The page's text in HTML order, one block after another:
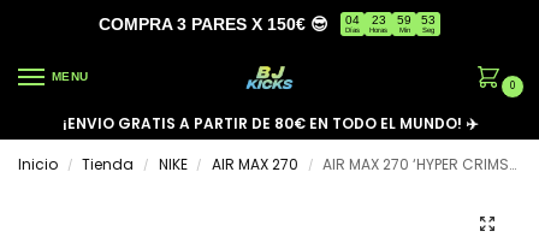
COMPRA 3 PARES X 150€ 😎 04
Días
23
Horas
59
Min
53
Seg
MENU
0
¡ENVIO GRATIS A PARTIR DE 80€ EN TODO EL MUNDO! ✈️
Inicio
/ Tienda / NIKE / AIR MAX 270 / AIR MAX 270 ‘HYPER CRIMSON’